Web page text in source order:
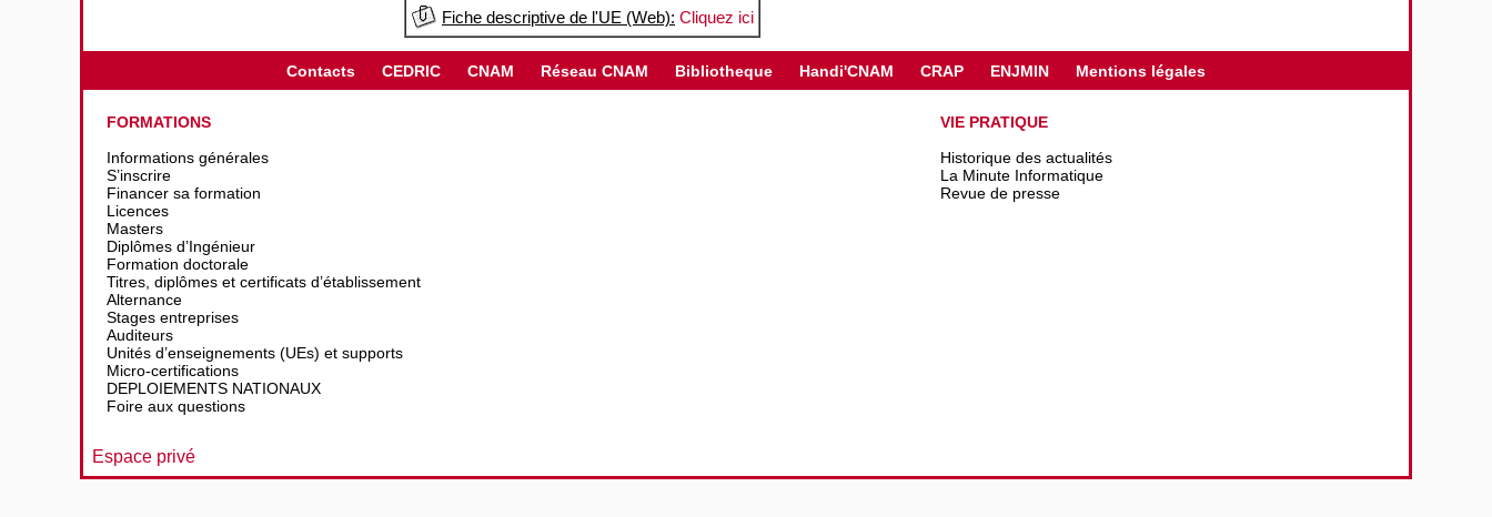
Fiche descriptive de l'UE (Web): Cliquez ici
Contacts CEDRIC CNAM Réseau CNAM Bibliotheque Handi'CNAM CRAP ENJMIN Mentions légales
FORMATIONS
Informations générales
S’inscrire
Financer sa formation
Licences
Masters
Diplômes d’Ingénieur
Formation doctorale
Titres, diplômes et certificats d’établissement
Alternance
Stages entreprises
Auditeurs
Unités d’enseignements (UEs) et supports
Micro-certifications
DEPLOIEMENTS NATIONAUX
Foire aux questions
VIE PRATIQUE
Historique des actualités
La Minute Informatique
Revue de presse
Espace privé